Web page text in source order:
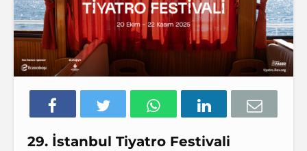
29.⁠ ⁠İstanbul Tiyatro Festivali